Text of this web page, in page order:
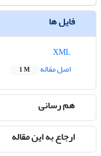
فایل ها
اصل مقاله
1 M
هم رسانی
ارجاع به این مقاله